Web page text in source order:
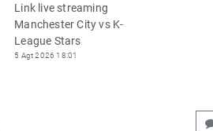
Link live streaming
Manchester City vs K-
League Stars
5 Agt 2026 18:01